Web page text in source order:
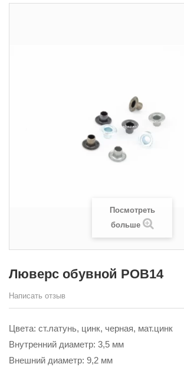
Посмотреть
больше
Люверс обувной POB14
Написать отзыв
Цвета: ст.латунь, цинк, черная, мат.цинк
Внутренний диаметр: 3,5 мм
Внешний диаметр: 9,2 мм